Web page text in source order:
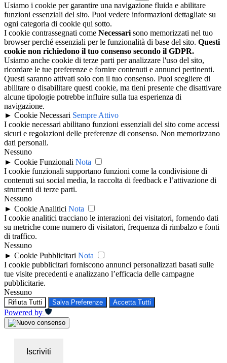
Usiamo i cookie per garantire una navigazione fluida e abilitare
funzioni essenziali del sito. Puoi vedere informazioni dettagliate su
ogni categoria di cookie qui sotto.
I cookie contrassegnati come Necessari sono memorizzati nel tuo
browser perché essenziali per le funzionalità di base del sito. Questi
cookie non richiedono il tuo consenso secondo il GDPR.
Usiamo anche cookie di terze parti per analizzare l'uso del sito,
ricordare le tue preferenze e fornire contenuti e annunci pertinenti.
Questi saranno attivati solo con il tuo consenso. Puoi scegliere di
abilitare o disabilitare questi cookie, ma tieni presente che disattivare
alcune tipologie potrebbe influire sulla tua esperienza di
navigazione.
► Cookie Necessari Sempre Attivo
I cookie necessari abilitano funzioni essenziali del sito come accessi
sicuri e regolazioni delle preferenze di consenso. Non memorizzano
dati personali.
Nessuno
► Cookie Funzionali Nota
I cookie funzionali supportano funzioni come la condivisione di
contenuti sui social media, la raccolta di feedback e l’attivazione di
strumenti di terze parti.
Nessuno
► Cookie Analitici Nota
I cookie analitici tracciano le interazioni dei visitatori, fornendo dati
su metriche come numero di visitatori, frequenza di rimbalzo e fonti
di traffico.
Nessuno
► Cookie Pubblicitari Nota
I cookie pubblicitari forniscono annunci personalizzati basati sulle
tue visite precedenti e analizzano l’efficacia delle campagne
pubblicitarie.
Nessuno
Rifiuta Tutti Salva Preferenze Accetta Tutti
Powered by
Iscriviti